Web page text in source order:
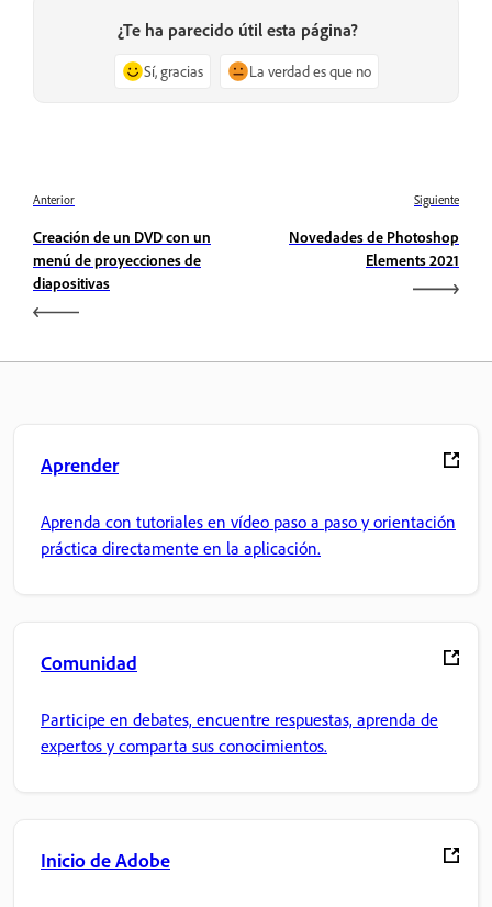
¿Te ha parecido útil esta página?
Sí, gracias La verdad es que no
Anterior
Creación de un DVD con un
menú de proyecciones de
diapositivas
Siguiente
Novedades de Photoshop
Elements 2021
Aprender
Aprenda con tutoriales en vídeo paso a paso y orientación
práctica directamente en la aplicación.
Comunidad
Participe en debates, encuentre respuestas, aprenda de
expertos y comparta sus conocimientos.
Inicio de Adobe